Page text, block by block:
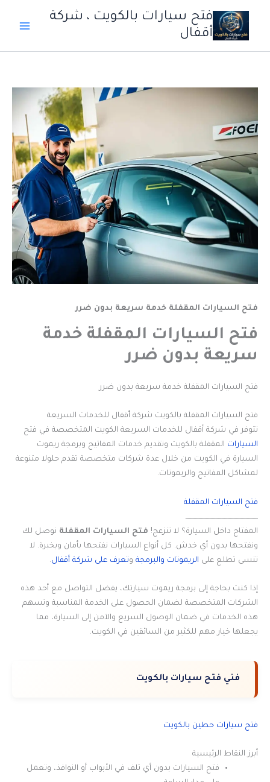
المحتوى
فتح سيارات بالكويت ، شركة
أقفال
فتح السيارات المقفلة خدمة سريعة بدون ضرر
فتح السيارات المقفلة خدمة
سريعة بدون ضرر
فتح السيارات المقفلة خدمة سريعة بدون ضرر
فتح السيارات المقفلة بالكويت شركة أقفال للخدمات السريعة
تتوفر في شركة أقفال للخدمات السريعة الكويت المتخصصة في فتح
السيارات المقفلة بالكويت وتقديم خدمات المفاتيح وبرمجة ريموت
السيارة في الكويت من خلال عدة شركات متخصصة تقدم حلولا متنوعة
لمشاكل المفاتيح والريموتات.
فتح السيارات المقفلة
ــــــــــــــــــــــــــــــــــــــــــــــــــــــــــــ
المفتاح داخل السيارة؟ لا تنزعج! فتح السيارات المقفلة نوصل لك
ونفتحها بدون أي خدش. كل أنواع السيارات نفتحها بأمان وبخبرة. لا
تنسى تطلع على الريموتات والبرمجة وتعرف على شركة أقفال.
إذا كنت بحاجة إلى برمجة ريموت سيارتك، يفضل التواصل مع أحد هذه
الشركات المتخصصة لضمان الحصول على الخدمة المناسبة وتسهم
هذه الخدمات في ضمان الوصول السريع والآمن إلى السيارة، مما
يجعلها خيار مهم للكثير من السائقين في الكويت.
فني فتح سيارات بالكويت
فتح سيارات حطين بالكويت
أبرز النقاط الرئيسية
فتح السيارات بدون أي تلف في الأبواب أو النوافذ، وتعمل